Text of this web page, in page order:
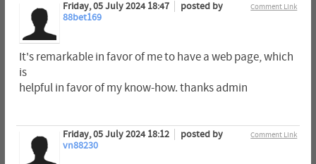
Comment Link
Friday, 05 July 2024 18:47
posted by
88bet169
It's remarkable in favor of me to have a web page, which
is
helpful in favor of my know-how. thanks admin
Comment Link
Friday, 05 July 2024 18:12
posted by
vn88230